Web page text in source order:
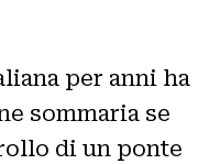
per anni ha
sommaria se
di un ponte